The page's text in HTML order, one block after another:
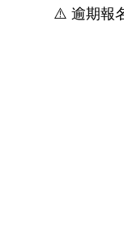
⚠️ 逾期報